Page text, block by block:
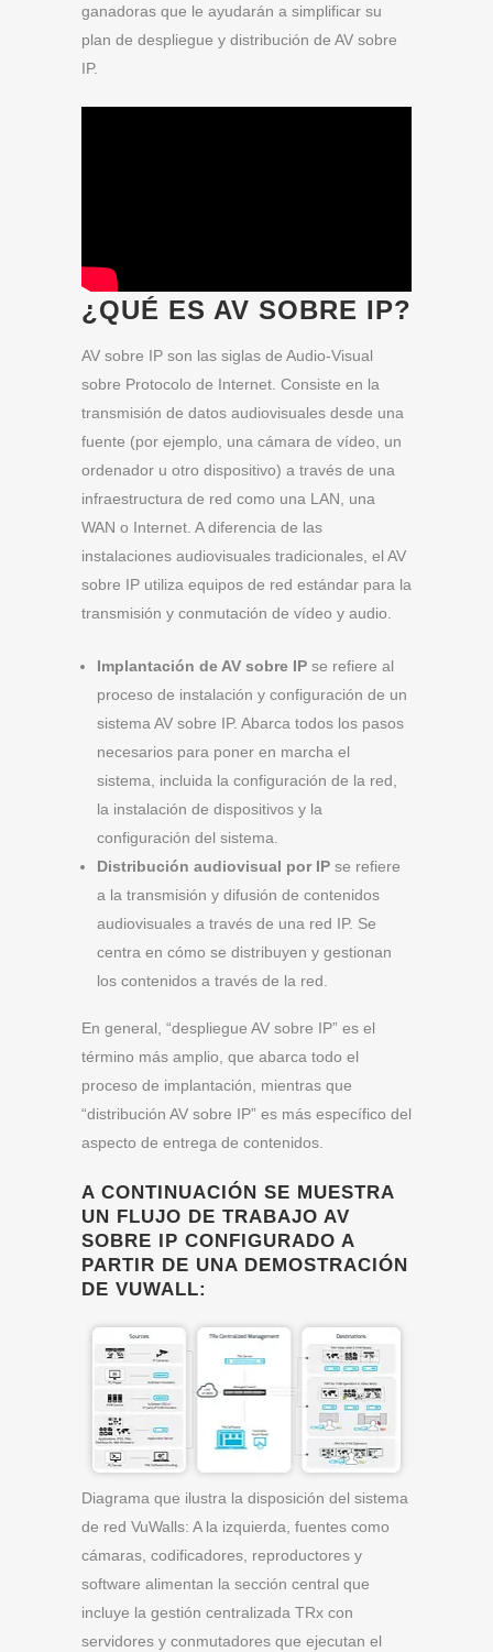
ganadoras que le ayudarán a simplificar su
plan de despliegue y distribución de AV sobre
IP.
¿QUÉ ES AV SOBRE IP?
AV sobre IP son las siglas de Audio-Visual
sobre Protocolo de Internet. Consiste en la
transmisión de datos audiovisuales desde una
fuente (por ejemplo, una cámara de vídeo, un
ordenador u otro dispositivo) a través de una
infraestructura de red como una LAN, una
WAN o Internet. A diferencia de las
instalaciones audiovisuales tradicionales, el AV
sobre IP utiliza equipos de red estándar para la
transmisión y conmutación de vídeo y audio.
Implantación de AV sobre IP se refiere al
proceso de instalación y configuración de un
sistema AV sobre IP. Abarca todos los pasos
necesarios para poner en marcha el
sistema, incluida la configuración de la red,
la instalación de dispositivos y la
configuración del sistema.
Distribución audiovisual por IP se refiere
a la transmisión y difusión de contenidos
audiovisuales a través de una red IP. Se
centra en cómo se distribuyen y gestionan
los contenidos a través de la red.
En general, “despliegue AV sobre IP” es el
término más amplio, que abarca todo el
proceso de implantación, mientras que
“distribución AV sobre IP” es más específico del
aspecto de entrega de contenidos.
A CONTINUACIÓN SE MUESTRA
UN FLUJO DE TRABAJO AV
SOBRE IP CONFIGURADO A
PARTIR DE UNA DEMOSTRACIÓN
DE VUWALL:
Diagrama que ilustra la disposición del sistema
de red VuWalls: A la izquierda, fuentes como
cámaras, codificadores, reproductores y
software alimentan la sección central que
incluye la gestión centralizada TRx con
servidores y conmutadores que ejecutan el